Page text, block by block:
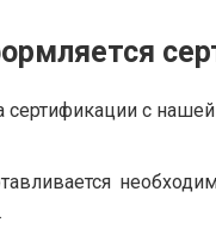
сертификации с